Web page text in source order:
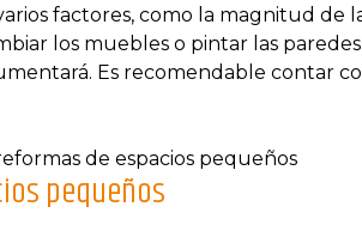
factores, como la magnitud de
los muebles o pintar las
Es recomendable contar
pequeños